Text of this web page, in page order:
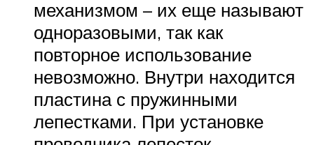
механизмом – их еще называют
одноразовыми, так как
повторное использование
невозможно. Внутри находится
пластина с пружинными
лепестками. При установке